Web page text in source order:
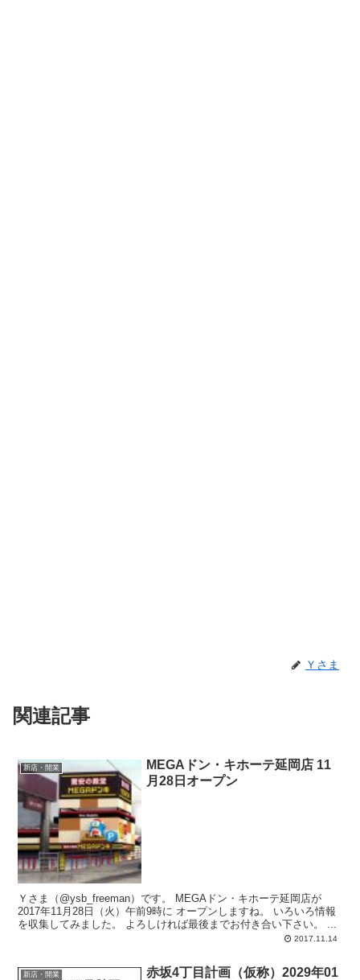
Ｙさま
関連記事
新店・開業
MEGAドン・キホーテ延岡店 11
月28日オープン
Ｙさま（@ysb_freeman）です。 MEGAドン・キホーテ延岡店が
2017年11月28日（火）午前9時に オープンしますね。 いろいろ情報
を収集してみました。 よろしければ最後までお付き合い下さい。 ...
2017.11.14
新店・開業
赤坂4丁目計画（仮称）2029年01